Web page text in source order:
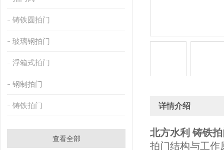
铸铁圆拍门
玻璃钢拍门
浮箱式拍门
钢制拍门
铸铁拍门
查看全部
详情介绍
北方水利 铸铁
拍门结构与工作